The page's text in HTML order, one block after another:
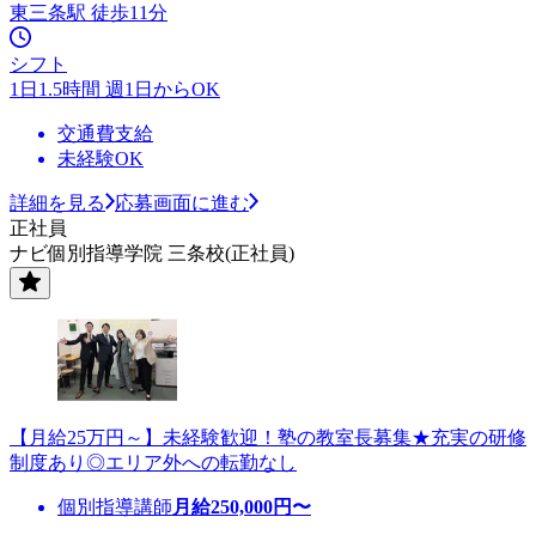
東三条駅 徒歩11分
シフト
1日1.5時間 週1日からOK
交通費支給
未経験OK
詳細を見る
応募画面に進む
正社員
ナビ個別指導学院 三条校(正社員)
【月給25万円～】未経験歓迎！塾の教室長募集★充実の研修
制度あり◎エリア外への転勤なし
個別指導講師 月給250,000円〜